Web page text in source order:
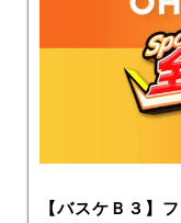
【バスケＢ３】